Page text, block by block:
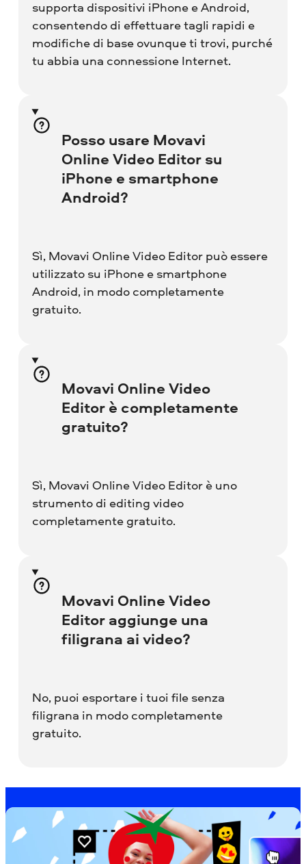
supporta dispositivi iPhone e Android,
consentendo di effettuare tagli rapidi e
modifiche di base ovunque ti trovi, purché
tu abbia una connessione Internet.
Posso usare Movavi
Online Video Editor su
iPhone e smartphone
Android?
Sì, Movavi Online Video Editor può essere
utilizzato su iPhone e smartphone
Android, in modo completamente
gratuito.
Movavi Online Video
Editor è completamente
gratuito?
Sì, Movavi Online Video Editor è uno
strumento di editing video
completamente gratuito.
Movavi Online Video
Editor aggiunge una
filigrana ai video?
No, puoi esportare i tuoi file senza
filigrana in modo completamente
gratuito.